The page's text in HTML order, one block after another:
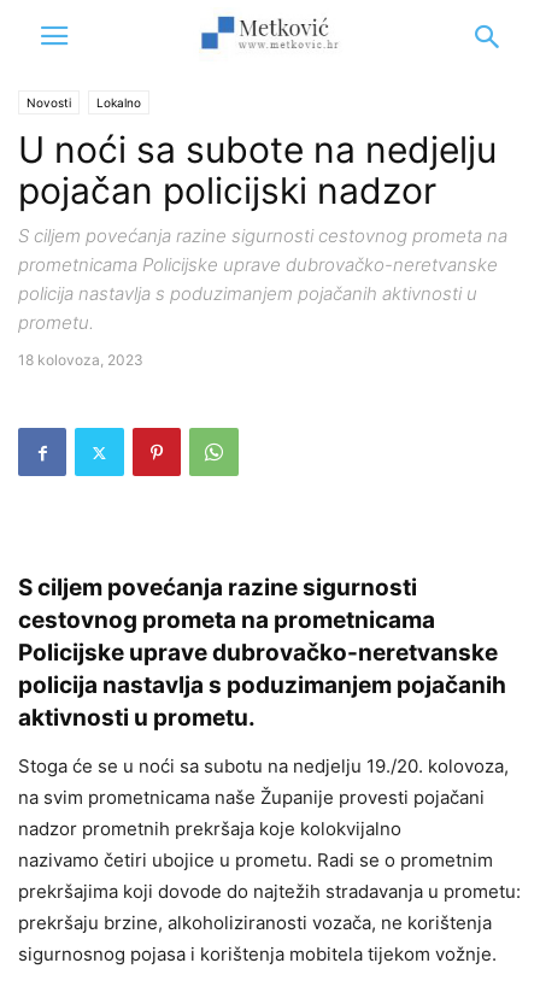
Novosti Lokalno
U noći sa subote na nedjelju
pojačan policijski nadzor
S ciljem povećanja razine sigurnosti cestovnog prometa na
prometnicama Policijske uprave dubrovačko-neretvanske
policija nastavlja s poduzimanjem pojačanih aktivnosti u
prometu.
18 kolovoza, 2023
S ciljem povećanja razine sigurnosti
cestovnog prometa na prometnicama
Policijske uprave dubrovačko-neretvanske
policija nastavlja s poduzimanjem pojačanih
aktivnosti u prometu.
Stoga će se u noći sa subotu na nedjelju 19./20. kolovoza,
na svim prometnicama naše Županije provesti pojačani
nadzor prometnih prekršaja koje kolokvijalno
nazivamo četiri ubojice u prometu. Radi se o prometnim
prekršajima koji dovode do najtežih stradavanja u prometu:
prekršaju brzine, alkoholiziranosti vozača, ne korištenja
sigurnosnog pojasa i korištenja mobitela tijekom vožnje.